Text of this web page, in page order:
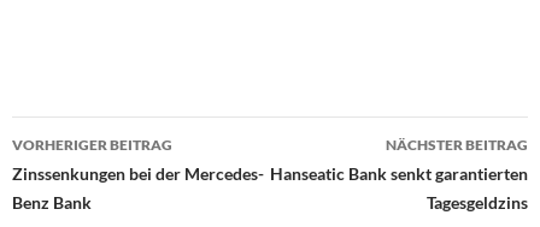
Beitrags-
Navigation
VORHERIGER BEITRAG
Zinssenkungen bei der Mercedes-
Benz Bank
NÄCHSTER BEITRAG
Hanseatic Bank senkt garantierten
Tagesgeldzins